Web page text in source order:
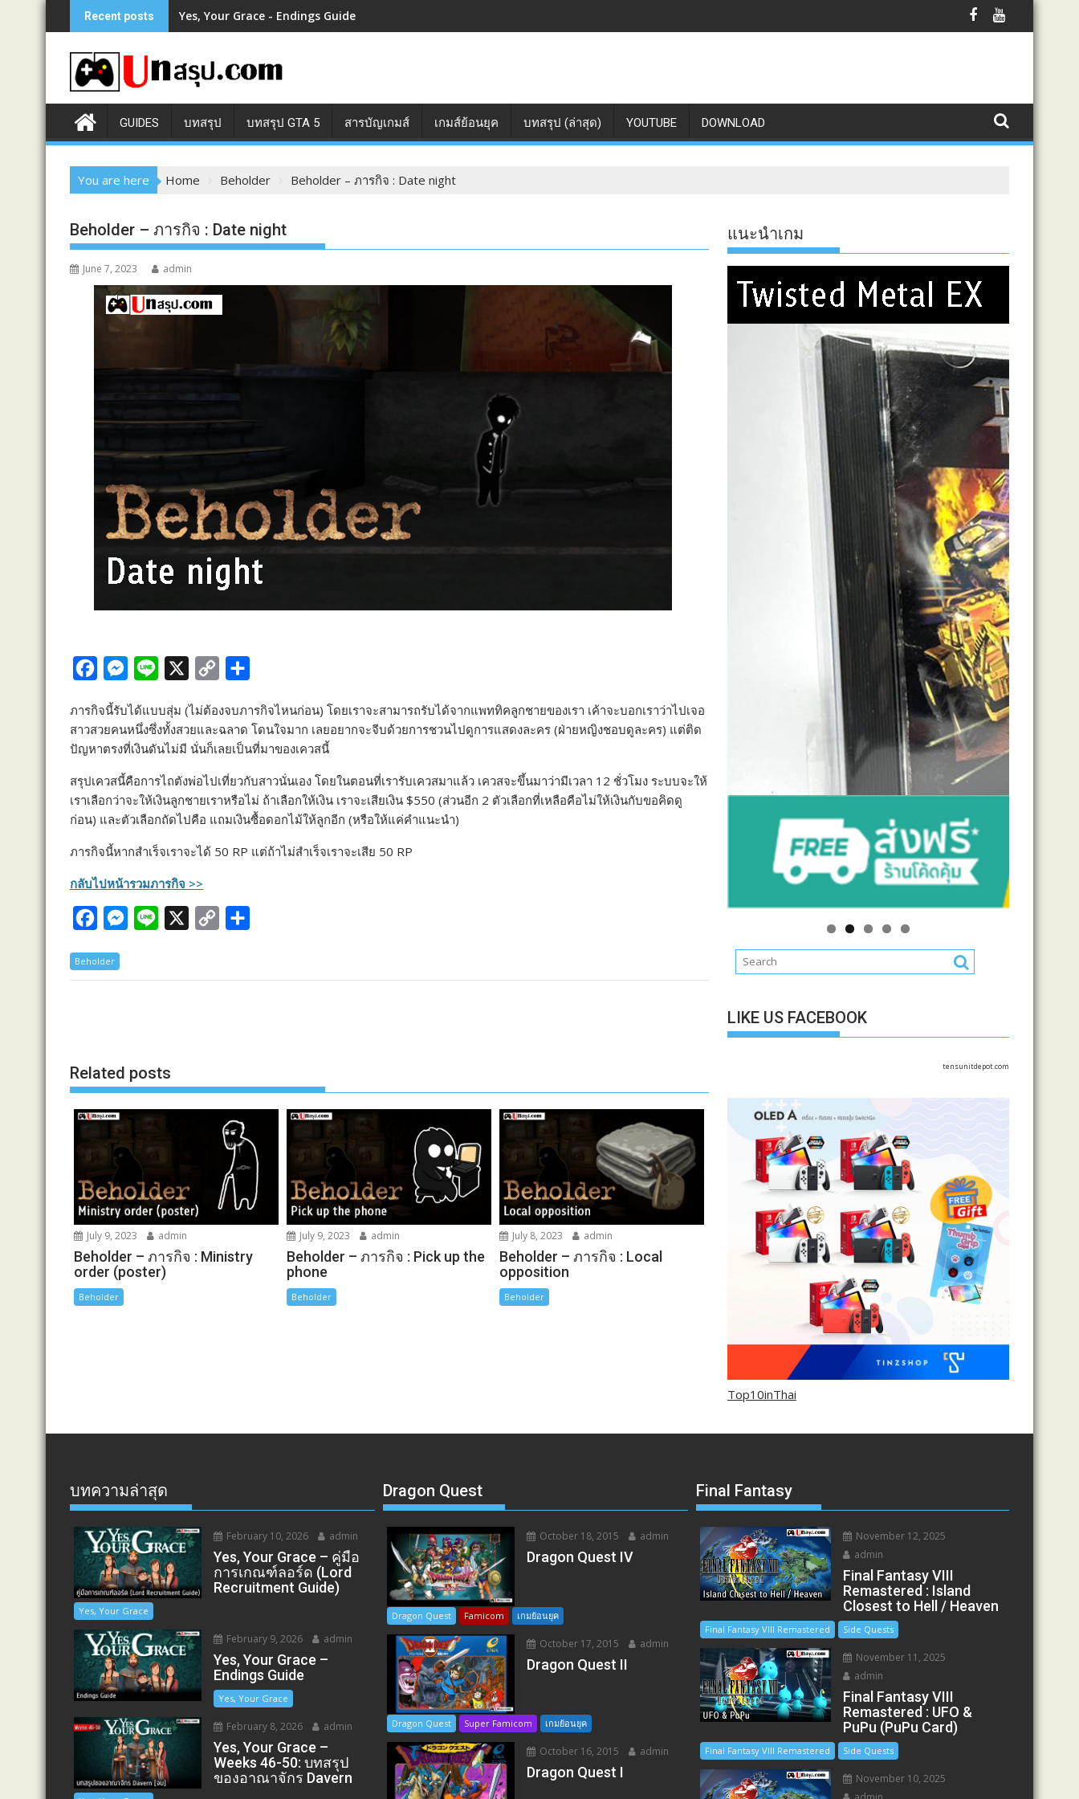
to
Recent posts Yes, Your Grace - Endings Guide
GUIDES บทสรุป บทสรุป GTA 5 สารบัญเกมส์ เกมส์ย้อนยุค บทสรุป (ล่าสุด) YOUTUBE DOWNLOAD
You are here Home Beholder Beholder – ภารกิจ : Date night
Beholder – ภารกิจ : Date night
June 7, 2023 admin
c
o
o
M
s
s
n
g
r
n
e
p
i
n
a
r
ภารกิจนี้รับได้แบบสุ่ม (ไม่ต้องจบภารกิจไหนก่อน) โดยเราจะสามารถรับได้จากแพททิคลูกชายของเรา เค้าจะบอกเราว่าไปเจอ
สาวสวยคนหนึ่งซึ่งทั้งสวยและฉลาด โดนใจมาก เลยอยากจะจีบด้วยการชวนไปดูการแสดงละคร (ฝ่ายหญิงชอบดูละคร) แต่ติด
ปัญหาตรงที่เงินดันไม่มี นั่นก็เลยเป็นที่มาของเควสนี้
สรุปเควสนี้คือการไถตังพ่อไปเที่ยวกับสาวนั่นเอง โดยในตอนที่เรารับเควสมาแล้ว เควสจะขึ้นมาว่ามีเวลา 12 ชั่วโมง ระบบจะให้
เราเลือกว่าจะให้เงินลูกชายเราหรือไม่ ถ้าเลือกให้เงิน เราจะเสียเงิน $550 (ส่วนอีก 2 ตัวเลือกที่เหลือคือไม่ให้เงินกับขอคิดดู
ก่อน) และตัวเลือกถัดไปคือ แถมเงินซื้อดอกไม้ให้ลูกอีก (หรือให้แค่คำแนะนำ)
ภารกิจนี้หากสำเร็จเราจะได้ 50 RP แต่ถ้าไม่สำเร็จเราจะเสีย 50 RP
กลับไปหน้ารวมภารกิจ >>
c
k
M
e
r
k
Beholder
Related posts
July 9, 2023 admin
Beholder – ภารกิจ : Ministry
order (poster)
Beholder
July 9, 2023 admin
Beholder – ภารกิจ : Pick up the
phone
Beholder
July 8, 2023 admin
Beholder – ภารกิจ : Local
opposition
Beholder
แนะนำเกม
LIKE US FACEBOOK
tensunitdepot.com
Top10inThai
บทความล่าสุด
February 10, 2026 admin
Yes, Your Grace – คู่มือ
การเกณฑ์ลอร์ด (Lord
Recruitment Guide)
Yes, Your Grace
February 9, 2026 admin
Yes, Your Grace –
Endings Guide
Yes, Your Grace
February 8, 2026 admin
Yes, Your Grace –
Weeks 46-50: บทสรุป
ของอาณาจักร Davern
Dragon Quest
October 18, 2015 admin
Dragon Quest IV
Dragon Quest Famicom เกมย้อนยุค
October 17, 2015 admin
Dragon Quest II
Dragon Quest Super Famicom เกมย้อนยุค
October 16, 2015 admin
Dragon Quest I
Final Fantasy
November 12, 2025
admin
Final Fantasy VIII
Remastered : Island
Closest to Hell / Heaven
Final Fantasy VIII Remastered Side Quests
November 11, 2025
admin
Final Fantasy VIII
Remastered : UFO &
PuPu (PuPu Card)
Final Fantasy VIII Remastered Side Quests
November 10, 2025